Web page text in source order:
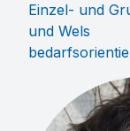
Einzel- und
und Wels